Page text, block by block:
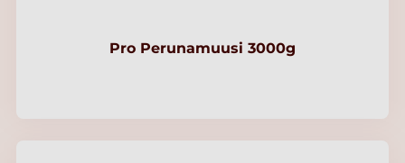
Pro Perunamuusi 3000g